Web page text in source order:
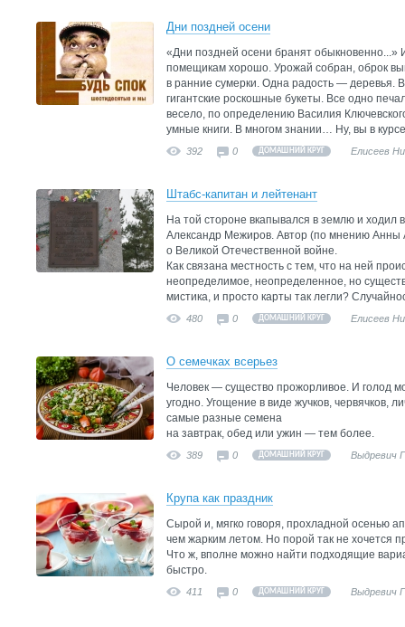
Дни поздней осени
«Дни поздней осени бранят обыкновенно...»
помещикам хорошо. Урожай собран, оброк
в ранние сумерки. Одна радость — деревья.
гигантские роскошные букеты. Все одно
весело, по определению Василия
умные книги. В многом знании… Ну, вы в
392 0 ДОМАШНИЙ КРУГ Елисеев
Штабс-капитан и лейтенант
На той стороне вкапывался в землю и ходил
Александр Межиров. Автор (по мнению Анны
о Великой Отечественной войне.
Как связана местность с тем, что на ней
неопределимое, неопределенное, но
мистика, и просто карты так легли?
480 0 ДОМАШНИЙ КРУГ Елисеев
О семечках всерьез
Человек — существо прожорливое. И голод
угодно. Угощение в виде жучков, червячков,
самые разные семена
на завтрак, обед или ужин — тем более.
389 0 ДОМАШНИЙ КРУГ Выдревич
Крупа как праздник
Сырой и, мягко говоря, прохладной осенью
чем жарким летом. Но порой так не хочется
Что ж, вполне можно найти подходящие
быстро.
411 0 ДОМАШНИЙ КРУГ Выдревич